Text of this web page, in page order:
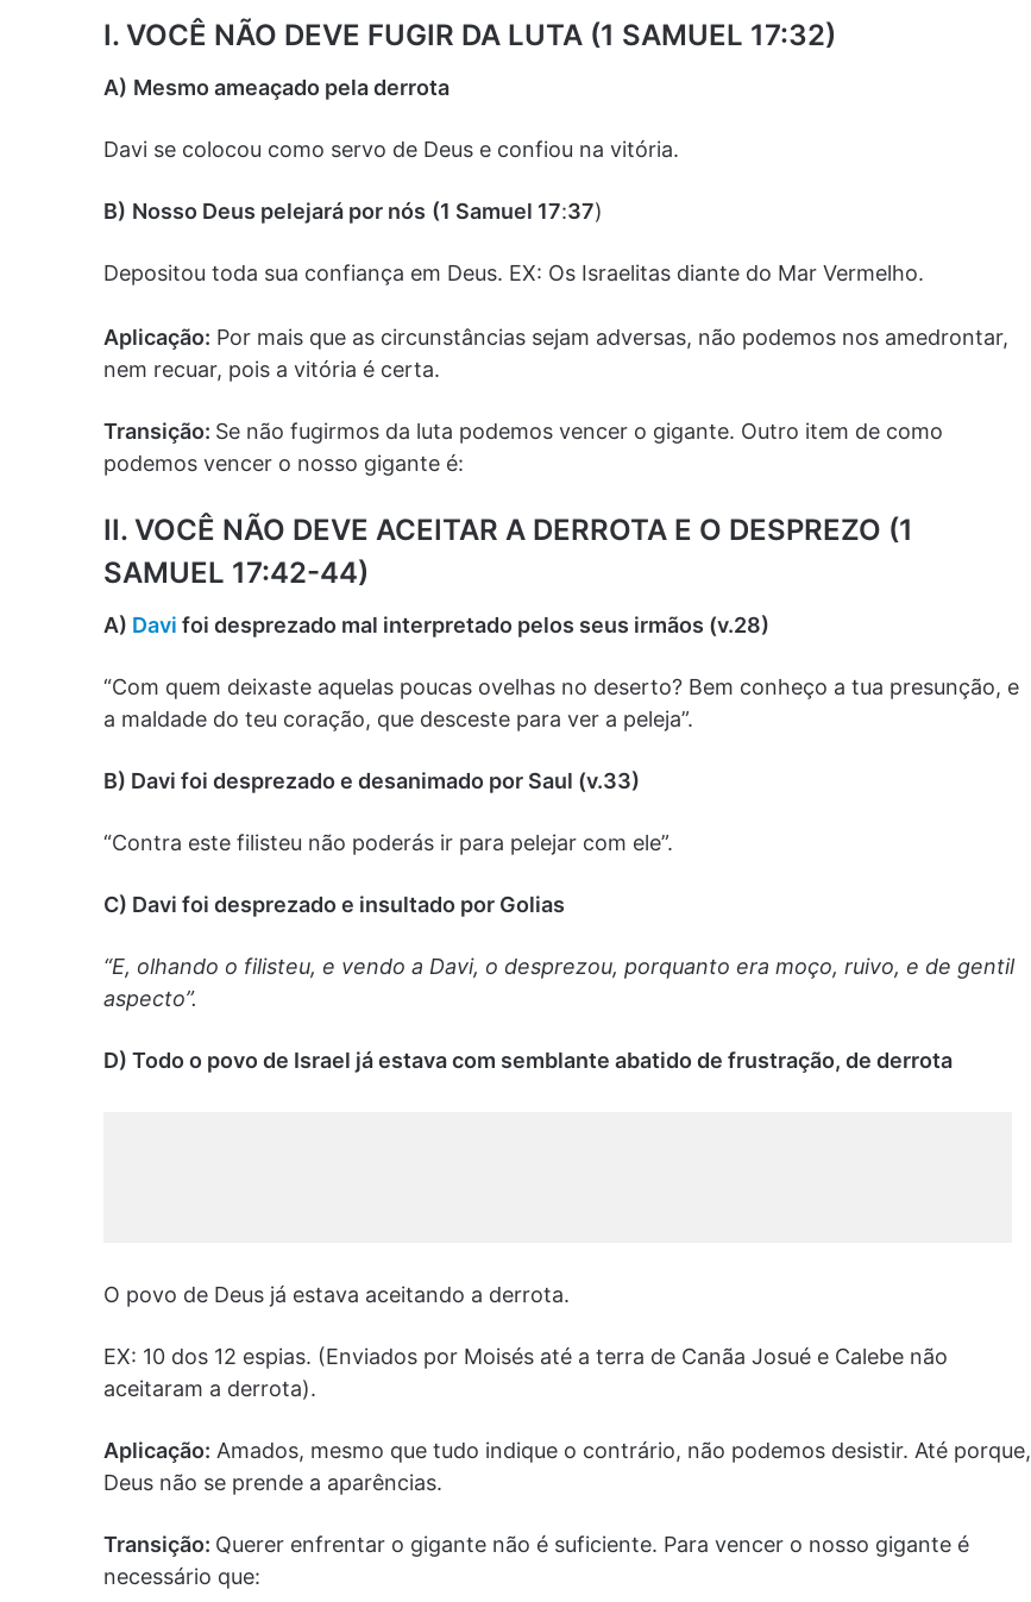
I. VOCÊ NÃO DEVE FUGIR DA LUTA (1 SAMUEL 17:32)
A) Mesmo ameaçado pela derrota
Davi se colocou como servo de Deus e confiou na vitória.
B) Nosso Deus pelejará por nós (1 Samuel 17:37)
Depositou toda sua confiança em Deus. EX: Os Israelitas diante do Mar Vermelho.
Aplicação: Por mais que as circunstâncias sejam adversas, não podemos nos amedrontar,
nem recuar, pois a vitória é certa.
Transição: Se não fugirmos da luta podemos vencer o gigante. Outro item de como
podemos vencer o nosso gigante é:
II. VOCÊ NÃO DEVE ACEITAR A DERROTA E O DESPREZO (1
SAMUEL 17:42-44)
A) Davi foi desprezado mal interpretado pelos seus irmãos (v.28)
“Com quem deixaste aquelas poucas ovelhas no deserto? Bem conheço a tua presunção, e
a maldade do teu coração, que desceste para ver a peleja”.
B) Davi foi desprezado e desanimado por Saul (v.33)
“Contra este filisteu não poderás ir para pelejar com ele”.
C) Davi foi desprezado e insultado por Golias
“E, olhando o filisteu, e vendo a Davi, o desprezou, porquanto era moço, ruivo, e de gentil
aspecto”.
D) Todo o povo de Israel já estava com semblante abatido de frustração, de derrota
O povo de Deus já estava aceitando a derrota.
EX: 10 dos 12 espias. (Enviados por Moisés até a terra de Canãa Josué e Calebe não
aceitaram a derrota).
Aplicação: Amados, mesmo que tudo indique o contrário, não podemos desistir. Até porque,
Deus não se prende a aparências.
Transição: Querer enfrentar o gigante não é suficiente. Para vencer o nosso gigante é
necessário que: